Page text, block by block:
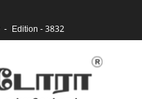
Edition - 3832